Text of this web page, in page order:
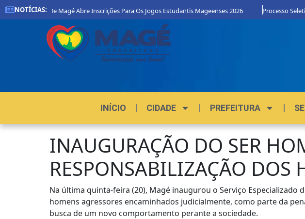
NOTÍCIAS:
De Magé Abre Inscrições Para Os Jogos Estudantis Mageenses 2026 Processo Seletivo Da
INÍCIO CIDADE PREFEITURA
INAUGURAÇÃO DO SER
RESPONSABILIZAÇÃO DOS
Na última quinta-feira (20), Magé inaugurou o Serviço Especializado
homens agressores encaminhados judicialmente, como parte da
busca de um novo comportamento perante a sociedade.